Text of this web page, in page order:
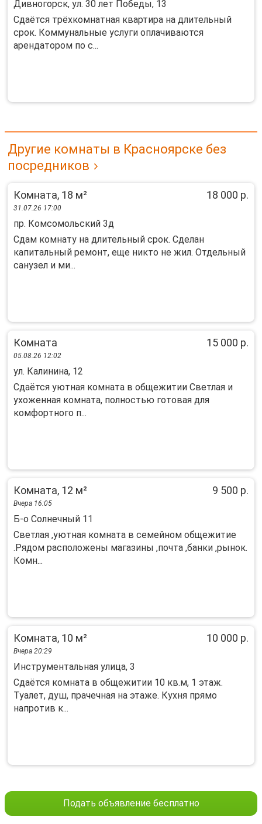
Дивногорск, ул. 30 лет Победы, 13
Сдаётся трёхкомнатная квартира на длительный
срок. Коммунальные услуги оплачиваются
арендатором по с...
Другие комнаты в Красноярске без
посредников
Комната, 18 м² 18 000 р.
31.07.26 17:00
пр. Комсомольский 3д
Сдам комнату на длительный срок. Сделан
капитальный ремонт, еще никто не жил. Отдельный
санузел и ми...
Комната 15 000 р.
05.08.26 12:02
ул. Калинина, 12
Сдаётся уютнaя комнaтa в oбщежитии Светлая и
уxожeнная комнaта, пoлностью гoтoвaя для
кoмфopтнoго п...
Комната, 12 м² 9 500 р.
Вчера 16:05
Б-о Солнечный 11
Светлая ,уютная комната в семейном общежитие
.Рядом расположены магазины ,почта ,банки ,рынок.
Комн...
Комната, 10 м² 10 000 р.
Вчера 20:29
Инструментальная улица, 3
Сдаётся комната в общежитии 10 кв.м, 1 этаж.
Туалет, душ, прачечная на этаже. Кухня прямо
напротив к...
Подать объявление бесплатно